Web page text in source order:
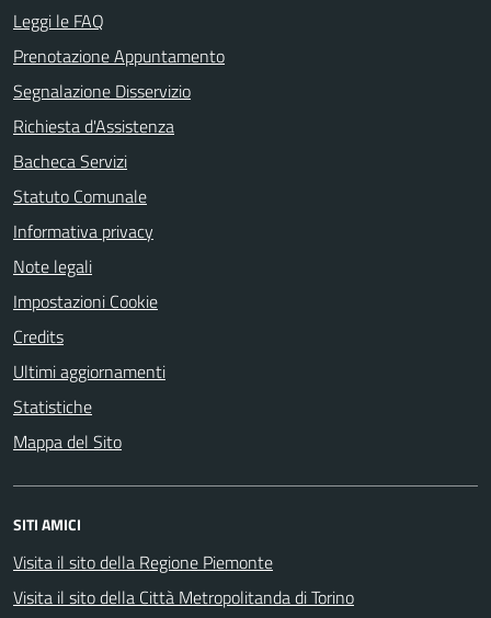
Leggi le FAQ
Prenotazione Appuntamento
Segnalazione Disservizio
Richiesta d'Assistenza
Bacheca Servizi
Statuto Comunale
Informativa privacy
Note legali
Impostazioni Cookie
Credits
Ultimi aggiornamenti
Statistiche
Mappa del Sito
SITI AMICI
Visita il sito della Regione Piemonte
Visita il sito della Città Metropolitanda di Torino